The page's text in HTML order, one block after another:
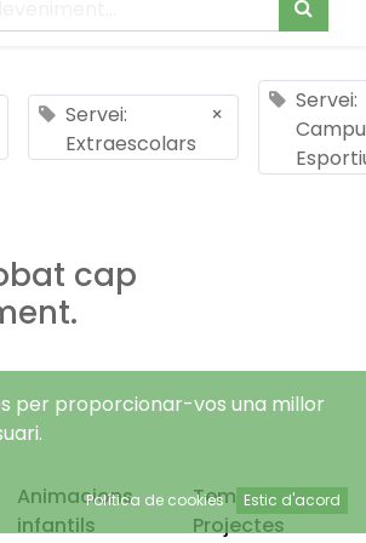
Servei:
Extraescolars
×
Servei:
cap
Animacions
infantils
Temps Lliure
Projectes
per proporcionar-vos una millor
Política de cookies Estic d'acord